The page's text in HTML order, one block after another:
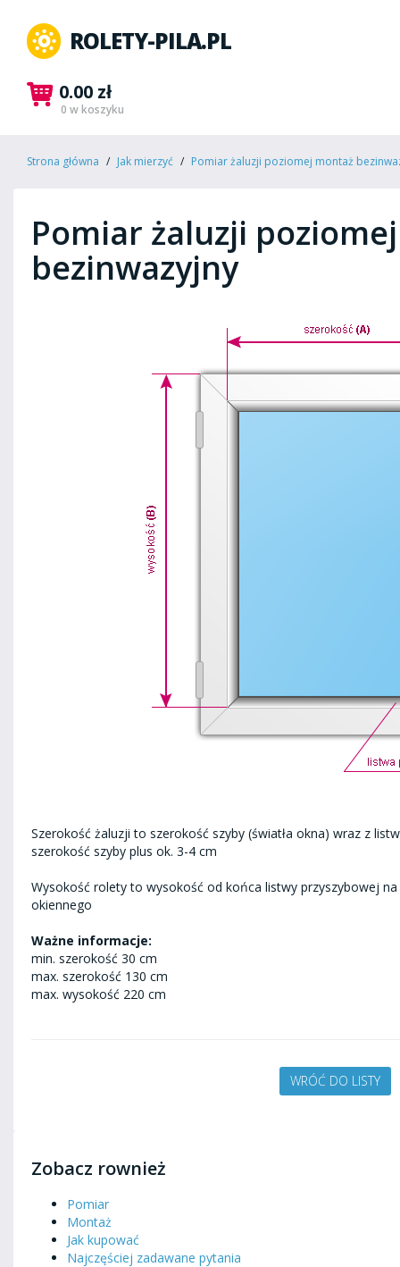
ROLETY-PILA.PL
0.00 zł
0 w koszyku
Strona główna Jak mierzyć Pomiar żaluzji poziomej montaż
Pomiar żaluzji
bezinwazyjny
Szerokość żaluzji to szerokość szyby (światła okna) wraz z
szerokość szyby plus ok. 3-4 cm
Wysokość rolety to wysokość od końca listwy przyszybowej
okiennego
Ważne informacje:
min. szerokość 30 cm
max. szerokość 130 cm
max. wysokość 220 cm
WRÓĆ DO LISTY
Zobacz rownież
Pomiar
Montaż
Jak kupować
Najczęściej zadawane pytania